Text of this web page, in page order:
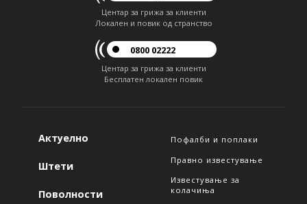
Центар за грижа за клиенти
Локален и повик од странство
0800 02222
Центар за грижа за клиенти
Бесплатен локален повик
Актуелно
Штети
Поволности
Пофалби и поплаки
Правно известување
Известување за
колачиња